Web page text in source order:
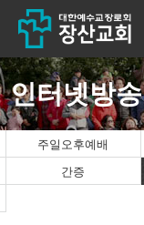
인터넷방송
주일오후예배
간증